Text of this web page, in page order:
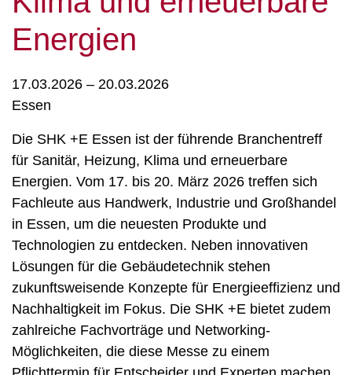
Energien
17.03.2026 – 20.03.2026
Essen
Die SHK +E Essen ist der führende Branchentreff
für Sanitär, Heizung, Klima und erneuerbare
Energien. Vom 17. bis 20. März 2026 treffen sich
Fachleute aus Handwerk, Industrie und Großhandel
in Essen, um die neuesten Produkte und
Technologien zu entdecken. Neben innovativen
Lösungen für die Gebäudetechnik stehen
zukunftsweisende Konzepte für Energieeffizienz und
Nachhaltigkeit im Fokus. Die SHK +E bietet zudem
zahlreiche Fachvorträge und Networking-
Möglichkeiten, die diese Messe zu einem